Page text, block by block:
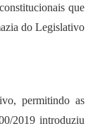
que
do Legislativo
permitindo as
2019 introduziu